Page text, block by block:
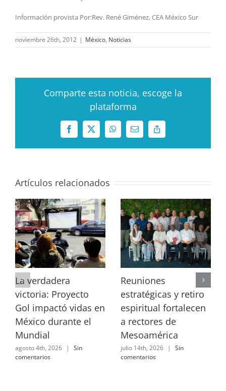
Información provista Por:Rev. René Giménez, CEA México Sur
noviembre 26th, 2012 | México, Noticias
Comparte esta noticia, escoge la
plataforma
Facebook
X WhatsAppCorreo
electrónico
Copy
Link
Artículos relacionados
La verdadera
victoria: Proyecto
Gol impactó vidas en
México durante el
Mundial
agosto 4th, 2026 |
Sin
comentarios
Reuniones
estratégicas y retiro
espiritual fortalecen
a rectores de
Mesoamérica
julio 14th, 2026 |
Sin
comentarios